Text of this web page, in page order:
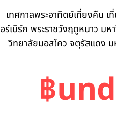
เทศกาลพระอาทิตย์เที่ยงคืน เ
ร์เบิร์ก พระราชวังฤดูหนาว มห
วิทยาลัยมอสโคว จตุรัสแดง ม
฿